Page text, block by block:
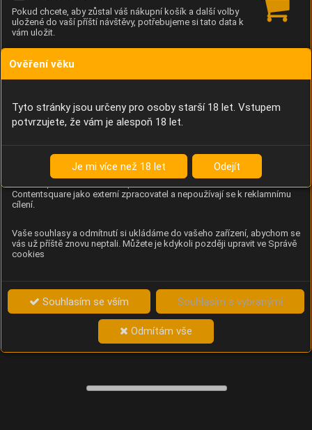
Pokud chcete, aby zůstal váš nákupní košík a další volby
uložené do vaší příští návštěvy, potřebujeme si tato data k
vám uložit.
Anonymní unikátní ID
Díky němu příště poznáme, že se jedná o stejné zařízení, a
Identifikátor je zcela anonymní.
Analýza chování návštěvníků na webu (pohyb kurzoru,
kliknutí, procházení stránek a heatmapy), která
provozovateli e-shopu Betelné škopek pomáhá zlepšovat
Contentsquare jako externí zpracovatel a nepoužívají se k reklamnímu
cílení.
Vaše souhlasy a odmítnutí si ukládáme do vašeho zařízení, abychom se
vás už příště znovu neptali. Můžete je kdykoli později upravit ve Správě
cookies
Souhlasím se vším Souhlasím s vybranými
Odmítám vše
Ověření věku
Tyto stránky jsou určeny pro osoby starší 18 let. Vstupem
potvrzujete, že vám je alespoň 18 let.
Je mi více než 18 let Odejít